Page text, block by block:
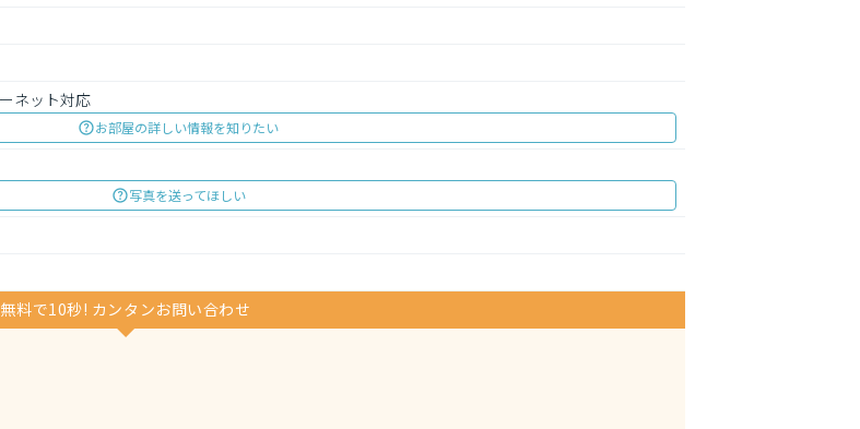
ネット対応
お部屋の詳しい情報を知りたい
写真を送ってほしい
無料で10秒! カンタンお問い合わせ